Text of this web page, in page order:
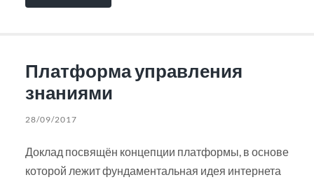
Платформа управления
знаниями
28/09/2017
Доклад посвящён концепции платформы, в основе
которой лежит фундаментальная идея интернета